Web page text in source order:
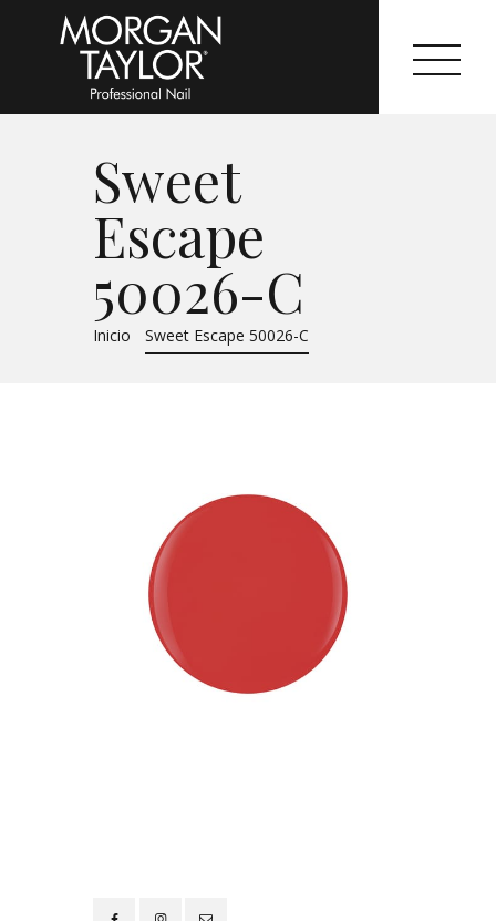
Sweet
Escape
50026-C
Inicio Sweet Escape 50026-C
Morgan Taylor®
Sistemas Profesionales
Cartas de Color
Catálogo